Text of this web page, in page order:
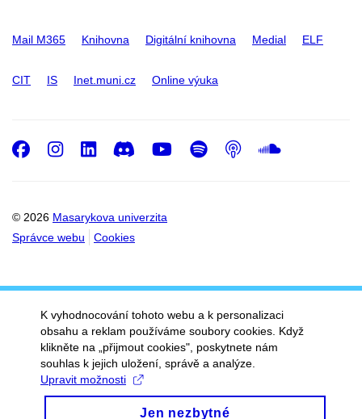
Mail M365 Knihovna Digitální knihovna Medial ELF
CIT IS Inet.muni.cz Online výuka
© 2026 Masarykova univerzita
Správce webu
Cookies
Facebook
Instagram
LinkedIn
DiscordYoutube
Spotify
Podcast
K vyhodnocování tohoto webu a k personalizaci
obsahu a reklam používáme soubory cookies. Když
klikněte na „přijmout cookies", poskytnete nám
souhlas k jejich uložení, správě a analýze.
Upravit možnosti
Jen nezbytné